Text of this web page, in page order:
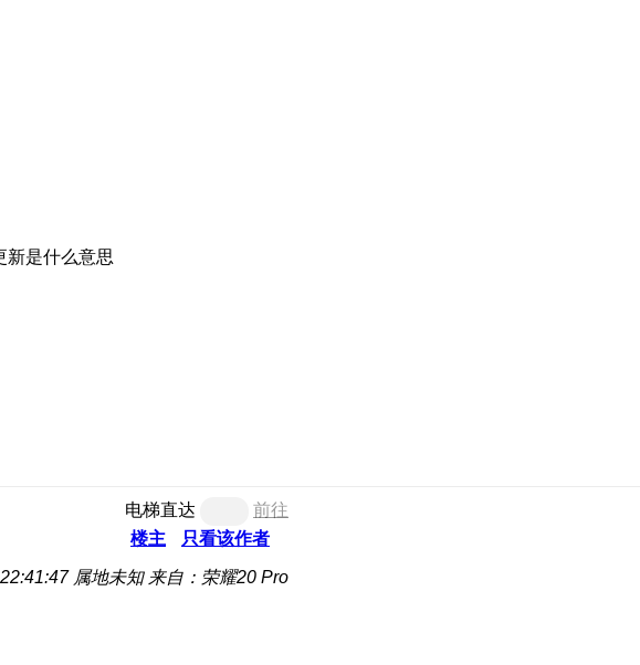
新是什么意思
电梯直达
前往
楼主
只看该作者
属地未知 来自：荣耀20 Pro